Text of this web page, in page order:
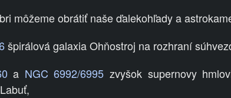
môžeme obrátiť naše ďalekohľady a
špirálová galaxia Ohňostroj na rozhraní
a NGC 6992/6995 zvyšok supernovy